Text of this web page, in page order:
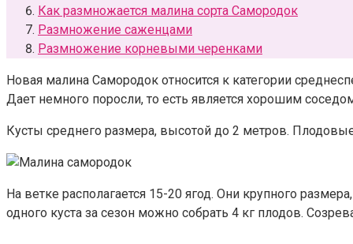
Как размножается малина сорта Самородок
Размножение саженцами
Размножение корневыми черенками
Новая малина Самородок относится к категории
Дает немного поросли, то есть является хорошим
Кусты среднего размера, высотой до 2 метров.
На ветке располагается 15-20 ягод. Они крупного
одного куста за сезон можно собрать 4 кг плодов.